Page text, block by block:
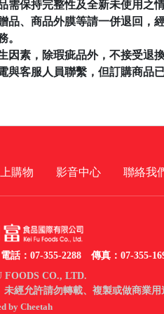
需保持完整性及全新未使用之
品、商品外膜等請一併退回，
。
因素，除瑕疵品外，不接受退換
與客服人員聯繫，但訂購商品
購物 影音中心 聯絡我
電話：07-355-2288 傳真：07-355-
FOODS CO., LTD.
經允許請勿轉載、複製或做商業用
by Cheetah